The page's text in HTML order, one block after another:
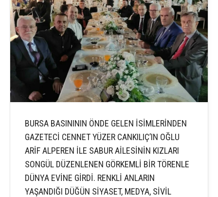
BURSA BASINININ ÖNDE GELEN İSİMLERİNDEN
GAZETECİ CENNET YÜZER CANKILIÇ’IN OĞLU
ARİF ALPEREN İLE SABUR AİLESİNİN KIZLARI
SONGÜL DÜZENLENEN GÖRKEMLİ BİR TÖRENLE
DÜNYA EVİNE GİRDİ. RENKLİ ANLARIN
YAŞANDIĞI DÜĞÜN SİYASET, MEDYA, SİVİL